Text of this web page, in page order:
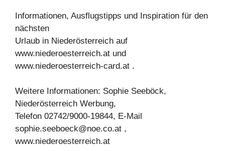
Informationen, Ausflugstipps und Inspiration für den
nächsten
Urlaub in Niederösterreich auf
www.niederoesterreich.at und
www.niederoesterreich-card.at .
Weitere Informationen: Sophie Seeböck,
Niederösterreich Werbung,
Telefon 02742/9000-19844, E-Mail
sophie.seeboeck@noe.co.at ,
www.niederoesterreich.at